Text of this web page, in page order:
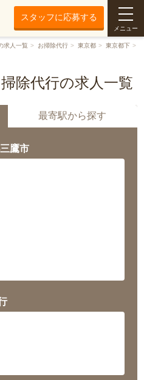
スタッフに応募する
メニュー
求人一覧 お掃除代行 東京都
東京都下
除代行の求人一覧
最寄駅から探す
鷹市